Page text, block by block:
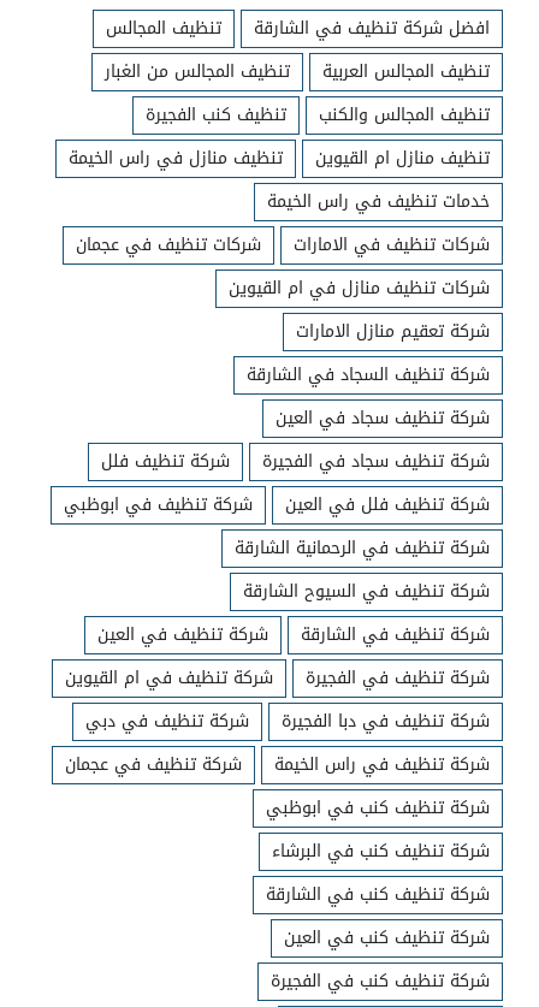
افضل شركة تنظيف في الشارقة
تنظيف المجالس
تنظيف المجالس العربية
تنظيف المجالس من الغبار
تنظيف المجالس والكنب
تنظيف كنب الفجيرة
تنظيف منازل ام القيوين
تنظيف منازل في راس الخيمة
خدمات تنظيف في راس الخيمة
شركات تنظيف في الامارات
شركات تنظيف في عجمان
شركات تنظيف منازل في ام القيوين
شركة تعقيم منازل الامارات
شركة تنظيف السجاد في الشارقة
شركة تنظيف سجاد في العين
شركة تنظيف سجاد في الفجيرة
شركة تنظيف فلل
شركة تنظيف فلل في العين
شركة تنظيف في ابوظبي
شركة تنظيف في الرحمانية الشارقة
شركة تنظيف في السيوح الشارقة
شركة تنظيف في الشارقة
شركة تنظيف في العين
شركة تنظيف في الفجيرة
شركة تنظيف في ام القيوين
شركة تنظيف في دبا الفجيرة
شركة تنظيف في دبي
شركة تنظيف في راس الخيمة
شركة تنظيف في عجمان
شركة تنظيف كنب في ابوظبي
شركة تنظيف كنب في البرشاء
شركة تنظيف كنب في الشارقة
شركة تنظيف كنب في العين
شركة تنظيف كنب في الفجيرة